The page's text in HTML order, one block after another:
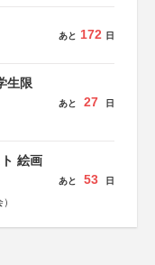
あと 172 日
生限
あと 27 日
絵画
あと 53 日